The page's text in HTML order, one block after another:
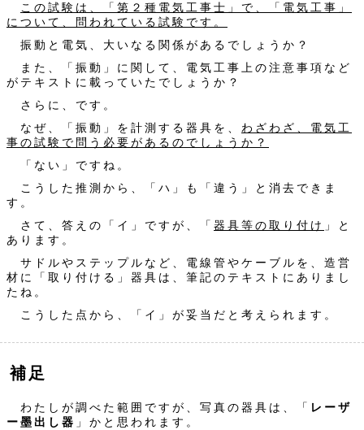
この試験は、「第２種電気工事士」で、「電気工事」
について、問われている試験です。
振動と電気、大いなる関係があるでしょうか？
また、「振動」に関して、電気工事上の注意事項など
がテキストに載っていたでしょうか？
さらに、です。
なぜ、「振動」を計測する器具を、 わざわざ、電気工
事の試験で問う必要があるのでしょうか？
「ない」ですね。
こうした推測から、「ハ」も「違う」と消去できま
す。
さて、答えの「イ」ですが、「 器具等の取り付け 」と
あります。
サドルやステップルなど、電線管やケーブルを、造営
材に「取り付ける」器具は、筆記のテキストにありまし
たね。
こうした点から、「イ」が妥当だと考えられます。
補足
わたしが調べた範囲ですが、写真の器具は、「 レーザ
ー墨出し器 」かと思われます。